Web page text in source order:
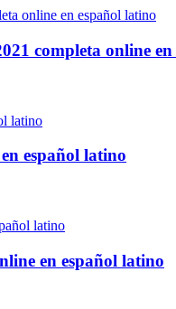
completa online
español latino
en español latino